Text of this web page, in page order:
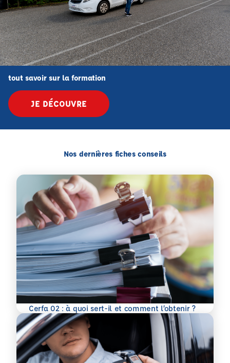
tout savoir sur la formation
JE DÉCOUVRE
Nos dernières fiches conseils
Cerfa 02 : à quoi sert-il et comment l’obtenir ?
En savoir plus